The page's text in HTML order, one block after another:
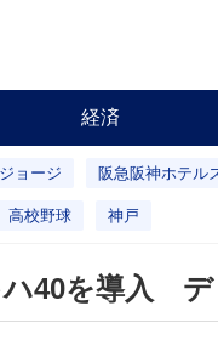
経済
ョージ 阪急阪神ホテル
高校野球 神戸
40を導入